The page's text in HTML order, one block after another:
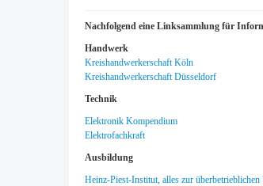
Nachfolgend eine Linksammlung für
Handwerk
Kreishandwerkerschaft Köln
Kreishandwerkerschaft Düsseldorf
Technik
Elektronik Kompendium
Elektrofachkraft
Ausbildung
Heinz-Piest-Institut, alles zur